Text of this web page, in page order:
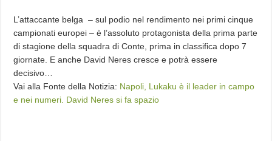
L’attaccante belga – sul podio nel rendimento nei primi cinque
campionati europei – è l’assoluto protagonista della prima parte
di stagione della squadra di Conte, prima in classifica dopo 7
giornate. E anche David Neres cresce e potrà essere
decisivo…
Vai alla Fonte della Notizia: Napoli, Lukaku è il leader in campo
e nei numeri. David Neres si fa spazio